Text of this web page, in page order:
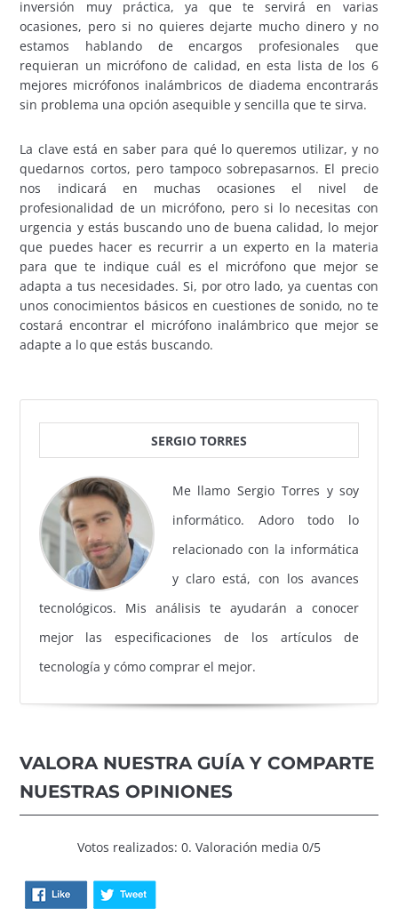
inversión muy práctica, ya que te servirá en varias
ocasiones, pero si no quieres dejarte mucho dinero y no
estamos hablando de encargos profesionales que
requieran un micrófono de calidad, en esta lista de los 6
mejores micrófonos inalámbricos de diadema encontrarás
sin problema una opción asequible y sencilla que te sirva.
La clave está en saber para qué lo queremos utilizar, y no
quedarnos cortos, pero tampoco sobrepasarnos. El precio
nos indicará en muchas ocasiones el nivel de
profesionalidad de un micrófono, pero si lo necesitas con
urgencia y estás buscando uno de buena calidad, lo mejor
que puedes hacer es recurrir a un experto en la materia
para que te indique cuál es el micrófono que mejor se
adapta a tus necesidades. Si, por otro lado, ya cuentas con
unos conocimientos básicos en cuestiones de sonido, no te
costará encontrar el micrófono inalámbrico que mejor se
adapte a lo que estás buscando.
SERGIO TORRES
Me llamo Sergio Torres y soy
informático. Adoro todo lo
relacionado con la informática
y claro está, con los avances
tecnológicos. Mis análisis te ayudarán a conocer
mejor las especificaciones de los artículos de
tecnología y cómo comprar el mejor.
VALORA NUESTRA GUÍA Y COMPARTE
NUESTRAS OPINIONES
Votos realizados: 0. Valoración media 0/5